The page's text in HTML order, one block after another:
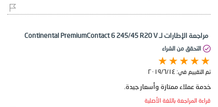
مراجعة الإطارات لـ Continental PremiumContact 6 245/45 R20 V
التحقق من الشراء
تم التقييم في: ١٤‏/٦‏/٢٠١٩
خدمة عملاء ممتازة وأسعار جيدة.
قراءة المراجعة باللغة الأصلية